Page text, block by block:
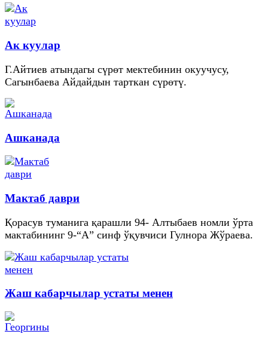
Ак куулар
Г.Айтиев атындагы сүрөт мектебинин окуучусу,
Сагынбаева Айдайдын тарткан сүрөтү.
Ашканада
Мактаб даври
Қорасув туманига қарашли 94- Алтыбаев номли ўрта
мактабининг 9-“А” синф ўқувчиси Гулнора Жўраева.
Жаш кабарчылар устаты менен